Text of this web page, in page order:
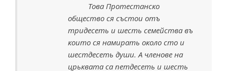
Това Протестанско
общество ся състои отъ
тридесеть и шесть семейства въ
които ся намирать около сто и
шестдесеть души. А членове на
црьквата са петдесеть и шесть